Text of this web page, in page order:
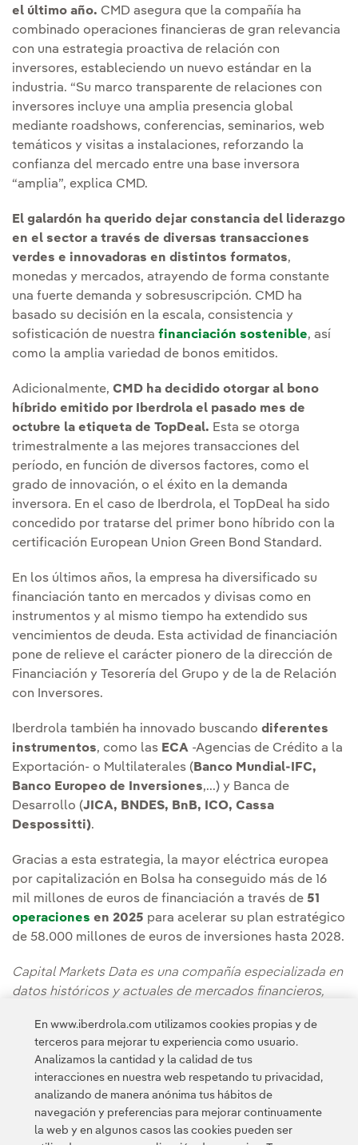
el último año. CMD asegura que la compañía ha
combinado operaciones financieras de gran relevancia
con una estrategia proactiva de relación con
inversores, estableciendo un nuevo estándar en la
industria. “Su marco transparente de relaciones con
inversores incluye una amplia presencia global
mediante roadshows, conferencias, seminarios, web
temáticos y visitas a instalaciones, reforzando la
confianza del mercado entre una base inversora
“amplia”, explica CMD.
El galardón ha querido dejar constancia del liderazgo
en el sector a través de diversas transacciones
verdes e innovadoras en distintos formatos,
monedas y mercados, atrayendo de forma constante
una fuerte demanda y sobresuscripción. CMD ha
basado su decisión en la escala, consistencia y
sofisticación de nuestra financiación sostenible, así
como la amplia variedad de bonos emitidos.
Adicionalmente, CMD ha decidido otorgar al bono
híbrido emitido por Iberdrola el pasado mes de
octubre la etiqueta de TopDeal. Esta se otorga
trimestralmente a las mejores transacciones del
período, en función de diversos factores, como el
grado de innovación, o el éxito en la demanda
inversora. En el caso de Iberdrola, el TopDeal ha sido
concedido por tratarse del primer bono híbrido con la
certificación European Union Green Bond Standard.
En los últimos años, la empresa ha diversificado su
financiación tanto en mercados y divisas como en
instrumentos y al mismo tiempo ha extendido sus
vencimientos de deuda. Esta actividad de financiación
pone de relieve el carácter pionero de la dirección de
Financiación y Tesorería del Grupo y de la de Relación
con Inversores.
Iberdrola también ha innovado buscando diferentes
instrumentos, como las ECA -Agencias de Crédito a la
Exportación- o Multilaterales ( Banco Mundial-IFC,
Banco Europeo de Inversiones,...) y Banca de
Desarrollo (JICA, BNDES, BnB, ICO, Cassa
Despossitti).
Gracias a esta estrategia, la mayor eléctrica europea
por capitalización en Bolsa ha conseguido más de 16
mil millones de euros de financiación a través de 51
operaciones en 2025 para acelerar su plan estratégico
de 58.000 millones de euros de inversiones hasta 2028.
Capital Markets Data es una compañía especializada en
datos históricos y actuales de mercados financieros,
soluciones tecnológicas para inversores y entidades
financieras.
En www.iberdrola.com utilizamos cookies propias y de
terceros para mejorar tu experiencia como usuario.
Analizamos la cantidad y la calidad de tus
interacciones en nuestra web respetando tu privacidad,
analizando de manera anónima tus hábitos de
navegación y preferencias para mejorar continuamente
la web y en algunos casos las cookies pueden ser